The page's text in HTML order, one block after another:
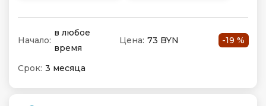
Начало:
в любое
время
Цена: 73 BYN -19 %
Срок: 3 месяца